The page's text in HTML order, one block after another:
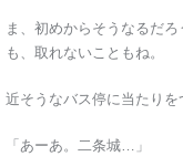
ま、初めからそうなるだ
も、取れないこともね。
近そうなバス停に当たりを
「あーあ。二条城…」